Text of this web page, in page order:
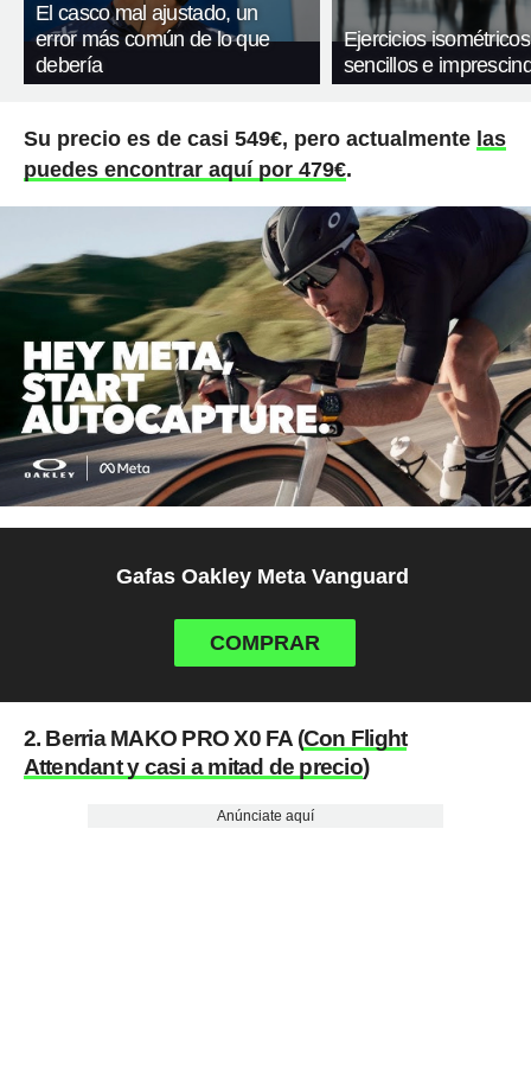
El casco mal ajustado, un
error más común de lo que
debería
Ejercicios
sencillos e
Su precio es de casi 549€, pero actualmente las
puedes encontrar aquí por 479€.
Gafas Oakley Meta Vanguard
COMPRAR
2. Berria MAKO PRO X0 FA (Con Flight
Attendant y casi a mitad de precio)
Anúnciate aquí